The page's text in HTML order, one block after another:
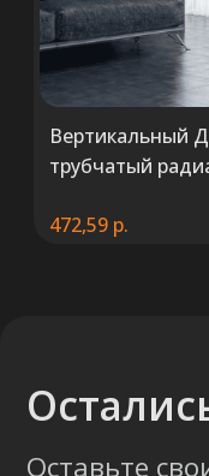
Вертикальный
трубчатый
472,59 р.
Сурганова,